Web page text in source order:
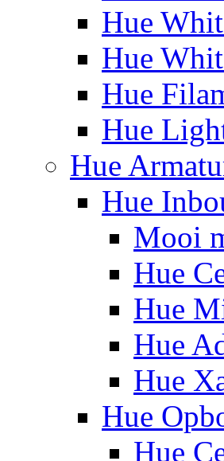
Hue
Hue
Hue
Hue
Hue
Hue
Mooi
Hue
Hue
Hue
Hue
Hue
Hue